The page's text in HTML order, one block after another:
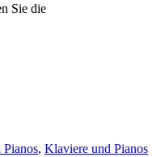
Sie die
, Klaviere und Pianos